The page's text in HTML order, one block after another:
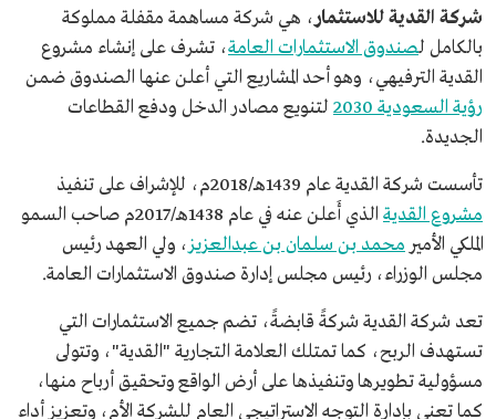
شركة القدية للاستثمار، هي شركة مساهمة مقفلة مملوكة
بالكامل لصندوق الاستثمارات العامة، تشرف على إنشاء مشروع
القدية الترفيهي، وهو أحد المشاريع التي أعلن عنها الصندوق ضمن
رؤية السعودية 2030
لتنويع مصادر الدخل ودفع القطاعات
الجديدة.
تأسست شركة القدية عام 1439هـ/2018م، للإشراف على تنفيذ
مشروع القدية
الذي أَعلن عنه في عام 1438هـ/2017م صاحب السمو
الملكي الأمير محمد بن سلمان بن عبدالعزيز، ولي العهد رئيس
مجلس الوزراء، رئيس مجلس إدارة صندوق الاستثمارات العامة.
تعد شركة القدية شركةً قابضةً، تضم جميع الاستثمارات التي
تستهدف الربح، كما تمتلك العلامة التجارية "القدية"، وتتولى
مسؤولية تطويرها وتنفيذها على أرض الواقع وتحقيق أرباح منها،
كما تعنى بإدارة التوجه الاستراتيجي العام للشركة الأم، وتعزيز أداء